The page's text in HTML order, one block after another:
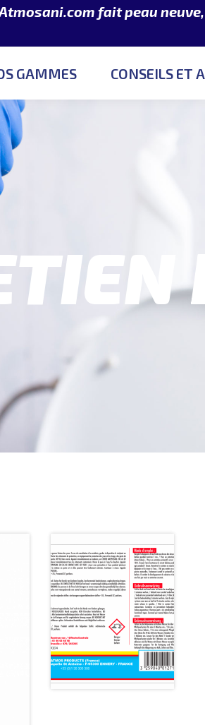
fait peau
GAMMES
CONSEILS ET
NOS GAMMES